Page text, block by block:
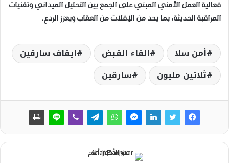
فعالية العمل الأمني المبني على الجمع بين التحليل الميداني وتقنيات
المراقبة الحديثة، بما يحد من الإفلات من العقاب ويعزز الردع.
أمن سلا القاء القبض
ايقاف سارقين
ثلاتين مليون
سارقين